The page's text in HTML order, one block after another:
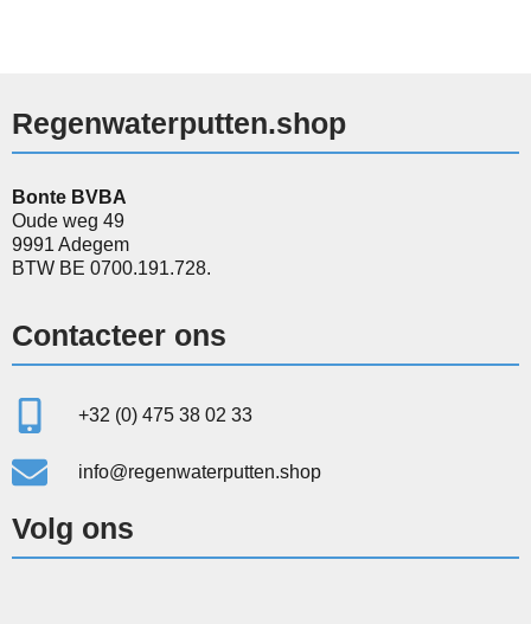
Regenwaterputten.shop
Bonte BVBA
Oude weg 49
9991 Adegem
BTW BE 0700.191.728.
Contacteer ons
+32 (0) 475 38 02 33
info@regenwaterputten.shop
Volg ons